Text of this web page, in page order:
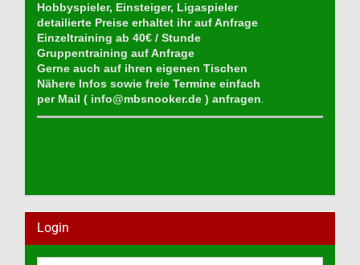
Hobbyspieler, Einsteiger, Ligaspieler
detailierte Preise erhaltet ihr auf Anfrage
Einzeltraining ab 40€ / Stunde
Gruppentraining auf Anfrage
Gerne auch auf ihren eigenen Tischen
Nähere Infos sowie freie Termine einfach
per Mail ( info@mbsnooker.de ) anfragen.
Login